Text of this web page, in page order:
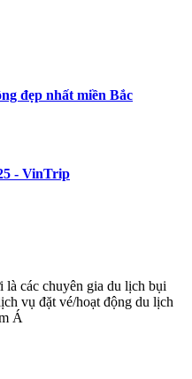
đẹp nhất miền Bắc
- VinTrip
là các chuyên gia du lịch bụi
vụ đặt vé/hoạt động du lịch
Á